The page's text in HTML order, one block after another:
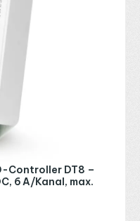
Controller DT8 –
6 A/Kanal, max.